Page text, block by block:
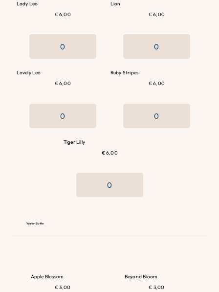
Lady Leo
€ 6,00
Lion
€ 6,00
Lovely Leo
€ 6,00
Ruby Stripes
€ 6,00
Tiger Lilly
€ 6,00
Water Bottle
Apple Blossom
€ 3,00
Beyond Bloom
€ 3,00